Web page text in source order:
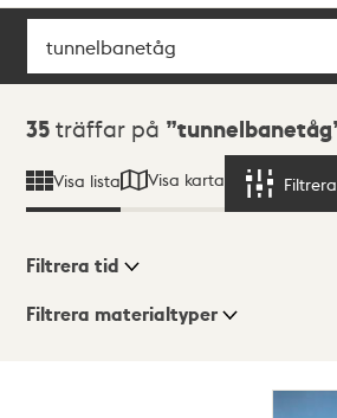
Sök
Sökresultat
35 träffar på tunnelbanetåg
Visa lista Visa karta Filtrera
Visningsläge
Filtrera tid
Filtrera materialtyper